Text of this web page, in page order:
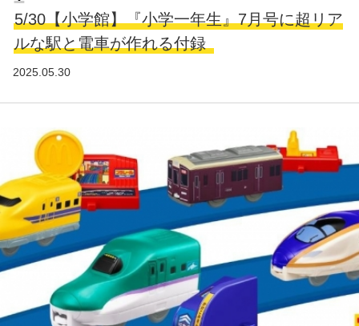
5/30【小学館】『小学一年生』7月号に超リア
ルな駅と電車が作れる付録
2025.05.30